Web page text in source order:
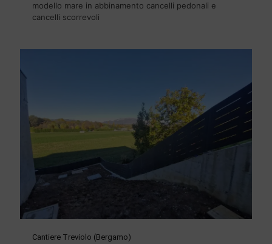
modello mare in abbinamento cancelli pedonali e
cancelli scorrevoli
Cantiere Treviolo (Bergamo)